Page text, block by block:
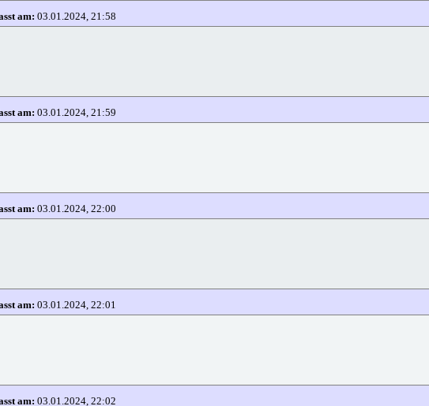
am: 03.01.2024, 21:58
am: 03.01.2024, 21:59
am: 03.01.2024, 22:00
am: 03.01.2024, 22:01
am: 03.01.2024, 22:02